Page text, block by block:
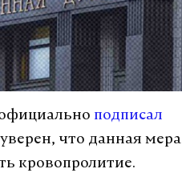
подписал
что данная мера
кровопролитие.